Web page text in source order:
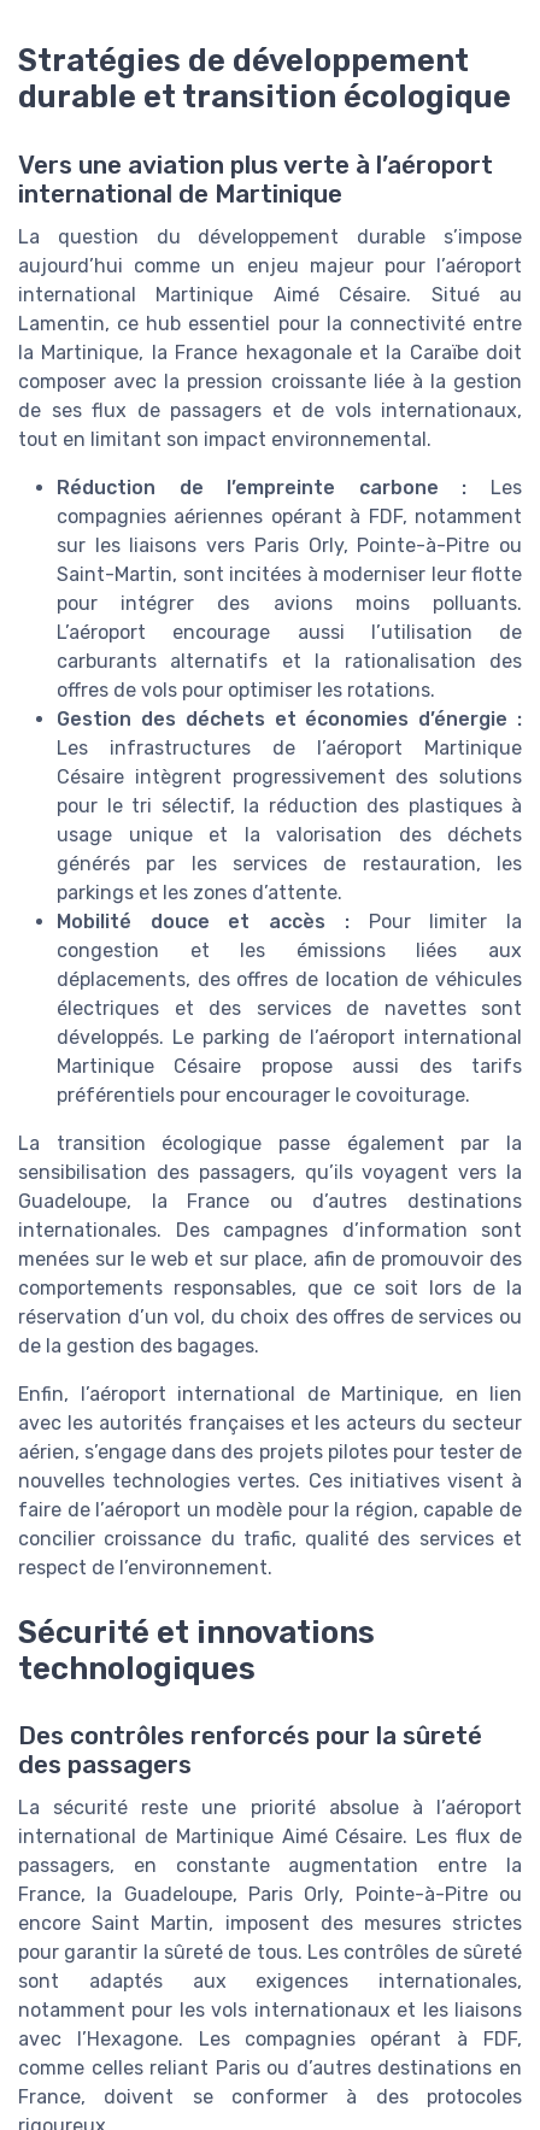
Stratégies de développement
durable et transition écologique
Vers une aviation plus verte à l’aéroport
international de Martinique
La question du développement durable s’impose
aujourd’hui comme un enjeu majeur pour l’aéroport
international Martinique Aimé Césaire. Situé au
Lamentin, ce hub essentiel pour la connectivité entre
la Martinique, la France hexagonale et la Caraïbe doit
composer avec la pression croissante liée à la gestion
de ses flux de passagers et de vols internationaux,
tout en limitant son impact environnemental.
Réduction de l’empreinte carbone : Les
compagnies aériennes opérant à FDF, notamment
sur les liaisons vers Paris Orly, Pointe-à-Pitre ou
Saint-Martin, sont incitées à moderniser leur flotte
pour intégrer des avions moins polluants.
L’aéroport encourage aussi l’utilisation de
carburants alternatifs et la rationalisation des
offres de vols pour optimiser les rotations.
Gestion des déchets et économies d’énergie :
Les infrastructures de l’aéroport Martinique
Césaire intègrent progressivement des solutions
pour le tri sélectif, la réduction des plastiques à
usage unique et la valorisation des déchets
générés par les services de restauration, les
parkings et les zones d’attente.
Mobilité douce et accès :Pour limiter la
congestion et les émissions liées aux
déplacements, des offres de location de véhicules
électriques et des services de navettes sont
développés. Le parking de l’aéroport international
Martinique Césaire propose aussi des tarifs
préférentiels pour encourager le covoiturage.
La transition écologique passe également par la
sensibilisation des passagers, qu’ils voyagent vers la
Guadeloupe, la France ou d’autres destinations
internationales. Des campagnes d’information sont
menées sur le web et sur place, afin de promouvoir des
comportements responsables, que ce soit lors de la
réservation d’un vol, du choix des offres de services ou
de la gestion des bagages.
Enfin, l’aéroport international de Martinique, en lien
avec les autorités françaises et les acteurs du secteur
aérien, s’engage dans des projets pilotes pour tester de
nouvelles technologies vertes. Ces initiatives visent à
faire de l’aéroport un modèle pour la région, capable de
concilier croissance du trafic, qualité des services et
respect de l’environnement.
Sécurité et innovations
technologiques
Des contrôles renforcés pour la sûreté
des passagers
La sécurité reste une priorité absolue à l’aéroport
international de Martinique Aimé Césaire. Les flux de
passagers, en constante augmentation entre la
France, la Guadeloupe, Paris Orly, Pointe-à-Pitre ou
encore Saint Martin, imposent des mesures strictes
pour garantir la sûreté de tous. Les contrôles de sûreté
sont adaptés aux exigences internationales,
notamment pour les vols internationaux et les liaisons
avec l’Hexagone. Les compagnies opérant à FDF,
comme celles reliant Paris ou d’autres destinations en
France, doivent se conformer à des protocoles